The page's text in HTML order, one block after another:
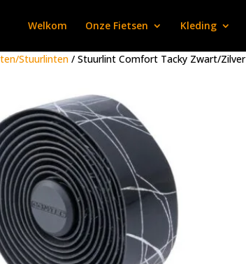
Welkom Onze Fietsen Kleding
Stuurlinten/ Stuurlint Comfort Tacky Zwart/Zilver